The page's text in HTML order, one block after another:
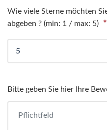
Wie viele Sterne möchten
abgeben ? (min: 1 / max: 5)
*
Bitte geben Sie hier Ihre